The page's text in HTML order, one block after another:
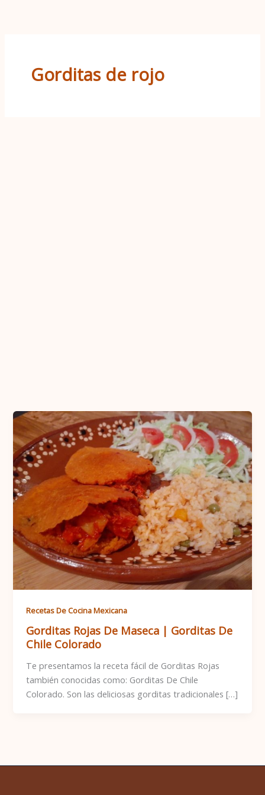
Gorditas de rojo
Recetas De Cocina Mexicana
Gorditas Rojas De Maseca | Gorditas De
Chile Colorado
Te presentamos la receta fácil de Gorditas Rojas
también conocidas como: Gorditas De Chile
Colorado. Son las deliciosas gorditas tradicionales […]